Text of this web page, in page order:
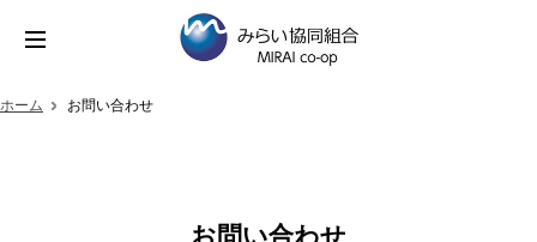
ホーム お問い合わせ
お問い合わせ